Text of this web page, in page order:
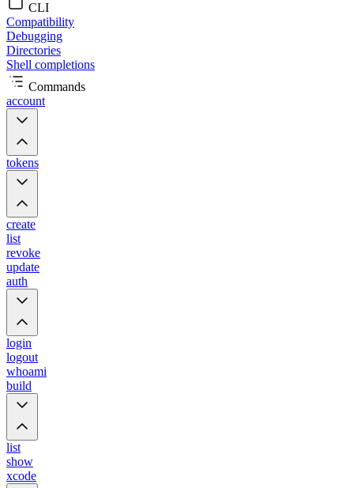
CLI
Compatibility
Debugging
Directories
Shell completions
Commands
account
tokens
create
list
revoke
update
auth
login
logout
whoami
build
list
show
xcode